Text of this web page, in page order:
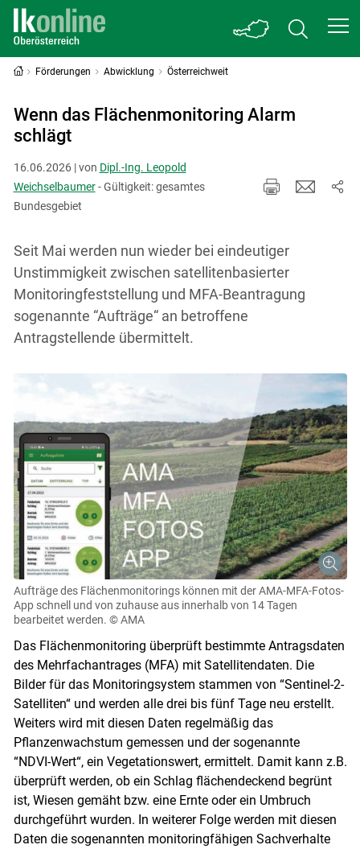
Förderungen Abwicklung Österreichweit
Wenn das Flächenmonitoring Alarm
schlägt
16.06.2026 | von Dipl.-Ing. Leopold
Weichselbaumer- Gültigkeit: gesamtes
Bundesgebiet
Seit Mai werden nun wieder bei eindeutiger
Unstimmigkeit zwischen satellitenbasierter
Monitoringfeststellung und MFA-Beantragung
sogenannte “Aufträge“ an betroffene
Antragstellende übermittelt.
Aufträge des Flächenmonitorings können mit der AMA-MFA-Fotos-
App schnell und von zuhause aus innerhalb von 14 Tagen
bearbeitet werden. © AMA
Das Flächenmonitoring überprüft bestimmte Antragsdaten
des Mehrfachantrages (MFA) mit Satellitendaten. Die
Bilder für das Monitoringsystem stammen von “Sentinel-2-
Satelliten“ und werden alle drei bis fünf Tage neu erstellt.
Weiters wird mit diesen Daten regelmäßig das
Pflanzenwachstum gemessen und der sogenannte
“NDVI-Wert“, ein Vegetationswert, ermittelt. Damit kann z.B.
überprüft werden, ob ein Schlag flächendeckend begrünt
ist, Wiesen gemäht bzw. eine Ernte oder ein Umbruch
durchgeführt wurden. In weiterer Folge werden mit diesen
Daten die sogenannten monitoringfähigen Sachverhalte